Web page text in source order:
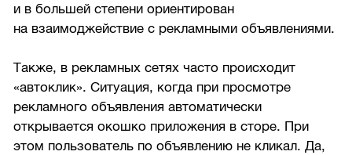
и в большей степени ориентирован
на взаимоджействие с рекламными объявлениями.
Также, в рекламных сетях часто происходит
«автоклик». Ситуация, когда при просмотре
рекламного объявления автоматически
открывается окошко приложения в сторе. При
этом пользователь по объявлению не кликал. Да,